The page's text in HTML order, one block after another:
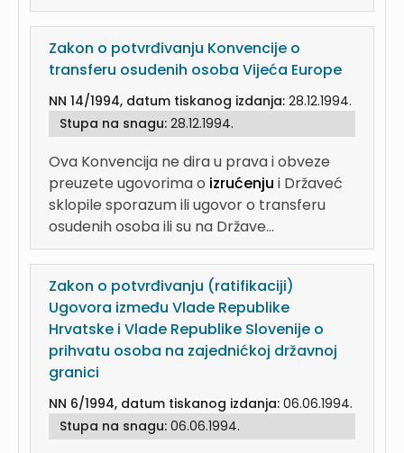
Zakon o potvrđivanju Konvencije o
transferu osudenih osoba Vijeća Europe
NN 14/1994, datum tiskanog izdanja: 28.12.1994.
Stupa na snagu: 28.12.1994.
Ova Konvencija ne dira u prava i obveze
preuzete ugovorima o izrućenju i Državeć
sklopile sporazum ili ugovor o transferu
osudenih osoba ili su na Države...
Zakon o potvrđivanju (ratifikaciji)
Ugovora između Vlade Republike
Hrvatske i Vlade Republike Slovenije o
prihvatu osoba na zajednićkoj državnoj
granici
NN 6/1994, datum tiskanog izdanja: 06.06.1994.
Stupa na snagu: 06.06.1994.